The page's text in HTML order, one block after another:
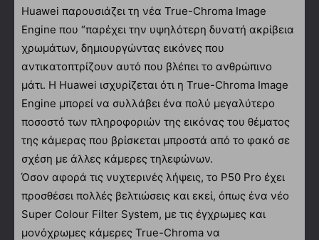
Huawei παρουσιάζει τη νέα True-Chroma Image
Engine που “παρέχει την υψηλότερη δυνατή ακρίβεια
χρωμάτων, δημιουργώντας εικόνες που
αντικατοπτρίζουν αυτό που βλέπει το ανθρώπινο
μάτι. Η Huawei ισχυρίζεται ότι η True-Chroma Image
Engine μπορεί να συλλάβει ένα πολύ μεγαλύτερο
ποσοστό των πληροφοριών της εικόνας του θέματος
της κάμερας που βρίσκεται μπροστά από το φακό σε
σχέση με άλλες κάμερες τηλεφώνων.
Όσον αφορά τις νυχτερινές λήψεις, το P50 Pro έχει
προσθέσει πολλές βελτιώσεις και εκεί, όπως ένα νέο
Super Colour Filter System, με τις έγχρωμες και
μονόχρωμες κάμερες True-Chroma να